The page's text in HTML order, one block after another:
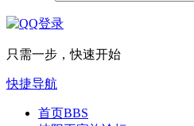
只需一步，快速开始
快捷导航
首页BBS